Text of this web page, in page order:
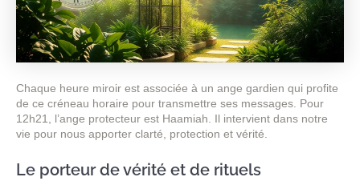
Chaque heure miroir est associée à un ange gardien qui profite
de ce créneau horaire pour transmettre ses messages. Pour
12h21, l’ange protecteur est Haamiah. Il intervient dans notre
vie pour nous apporter clarté, protection et vérité.
Le porteur de vérité et de rituels